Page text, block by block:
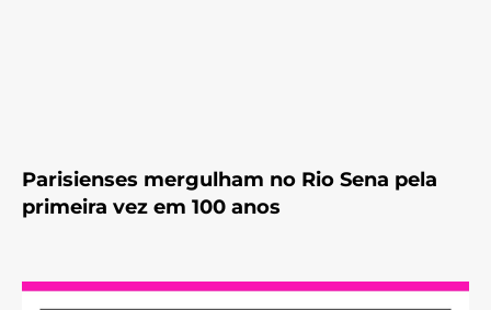
Parisienses mergulham no Rio Sena pela
primeira vez em 100 anos